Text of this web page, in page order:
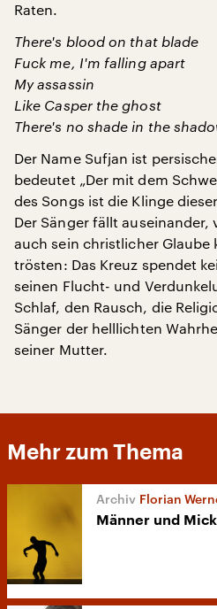
Raten.
There's blood on that blade
Fuck me, I'm falling apart
My assassin
Like Casper the ghost
There's no shade in the
Der Name Sufjan ist
bedeutet „Der mit dem
des Songs ist die Klinge
Der Sänger fällt
auch sein christlicher
trösten: Das Kreuz spendet
seinen Flucht- und
Schlaf, den Rausch, die
Sänger der helllichten
seiner Mutter.
Mehr zum Thema
Florian
Männer und